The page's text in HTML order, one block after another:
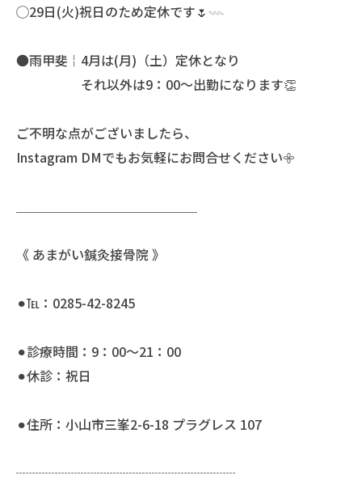
◯29日(火)祝日のため定休です🌷𓇠
●雨甲斐￤4月は(月)（土）定休となり
それ以外は9：00〜出勤になります👏
ご不明な点がございましたら、
Instagram DMでもお気軽にお問合せください𖧷
《 あまがい鍼灸接骨院 》
⚫︎℡：0285-42-8245
⚫︎診療時間：9：00〜21：00
⚫︎休診：祝日
⚫︎住所：小山市三峯2-6-18 プラグレス 107
┈┈┈┈┈┈┈┈┈┈┈┈┈┈┈┈┈